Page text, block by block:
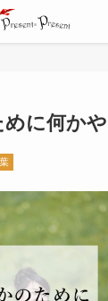
めに何か